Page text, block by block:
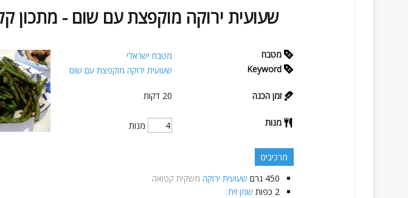
שעועית ירוקה מוקפצת עם שום - מתכון
מטבח
מטבח ישראלי
Keyword
שעועית ירוקה מוקפצת עם שום
זמן הכנה 20 דקות
מנות מנות
מרכיבים
450 גרם שעועית ירוקה משקית קפואה
2 כפות שמן זית